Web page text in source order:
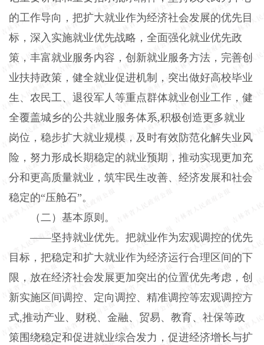
的工作导向，把扩大就业作为经济社会发展的优先目
标，深入实施就业优先战略，全面强化就业优先政
策，丰富就业服务内容，创新就业服务方法，完善创
业扶持政策，健全就业促进机制，突出做好高校毕业
生、农民工、退役军人等重点群体就业创业工作，健
全覆盖城乡的公共就业服务体系,积极创造更多就业
岗位，稳步扩大就业规模，及时有效防范化解失业风
险，努力形成长期稳定的就业预期，推动实现更加充
分和更高质量就业，筑牢民生改善、经济发展和社会
稳定的“压舱石”。
（二）基本原则。
——坚持就业优先。把就业作为宏观调控的优先
目标，把稳定和扩大就业作为经济运行合理区间的下
限，放在经济社会发展更加突出的位置优先考虑，创
新实施区间调控、定向调控、精准调控等宏观调控方
式,推动产业、财税、金融、贸易、教育、社保等政
策围绕稳定和促进就业综合发力，促进经济增长与扩